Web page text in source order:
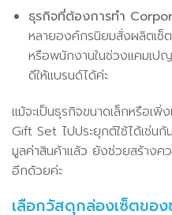
ธุรกิจที่ต้องการทำ
หลายองค์กรนิยมสั่งผลิตเ
หรือพนักงานในช่วงแคมเ
ดีให้แบรนด์ได้ค่ะ
แม้จะเป็นธุรกิจขนาดเล็กหรือเพิ่
Gift Set ไปประยุกต์ใช้ได้เช่นกั
มูลค่าสินค้าแล้ว ยังช่วยสร้างค
อีกด้วยค่ะ
เลือกวัสดุกล่องเซ็ตขอ